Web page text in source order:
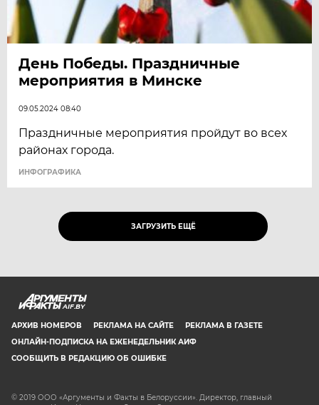
День Победы. Праздничные
мероприятия в Минске
09.05.2024 08:40
Праздничные мероприятия пройдут во всех
районах города.
ИНФОГРАФИКА
ЗАГРУЗИТЬ ЕЩЁ
AIF.BY
АРХИВ НОМЕРОВ РЕКЛАМА НА САЙТЕ
РЕКЛАМА В ГАЗЕТЕ
ОНЛАЙН-ПОДПИСКА НА ЕЖЕНЕДЕЛЬНИК АИФ
СООБЩИТЬ В РЕДАКЦИЮ ОБ ОШИБКЕ
© 2019 ООО «Аргументы и Факты в Белоруссии». Директор, главный